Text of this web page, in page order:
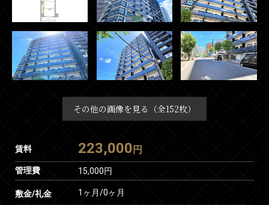
その他の画像を見る（全152枚）
賃料 223,000 円
管理費 15,000円
敷金/礼金 1ヶ月/0ヶ月